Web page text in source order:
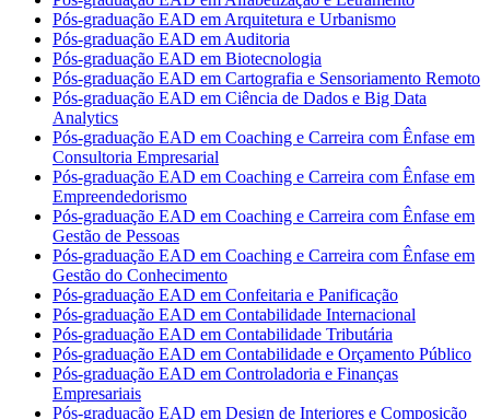
Pós-graduação EAD em Arquitetura e Urbanismo
Pós-graduação EAD em Auditoria
Pós-graduação EAD em Biotecnologia
Pós-graduação EAD em Cartografia e Sensoriamento Remoto
Pós-graduação EAD em Ciência de Dados e Big Data
Analytics
Pós-graduação EAD em Coaching e Carreira com Ênfase em
Consultoria Empresarial
Pós-graduação EAD em Coaching e Carreira com Ênfase em
Empreendedorismo
Pós-graduação EAD em Coaching e Carreira com Ênfase em
Gestão de Pessoas
Pós-graduação EAD em Coaching e Carreira com Ênfase em
Gestão do Conhecimento
Pós-graduação EAD em Confeitaria e Panificação
Pós-graduação EAD em Contabilidade Internacional
Pós-graduação EAD em Contabilidade Tributária
Pós-graduação EAD em Contabilidade e Orçamento Público
Pós-graduação EAD em Controladoria e Finanças
Empresariais
Pós-graduação EAD em Design de Interiores e Composição